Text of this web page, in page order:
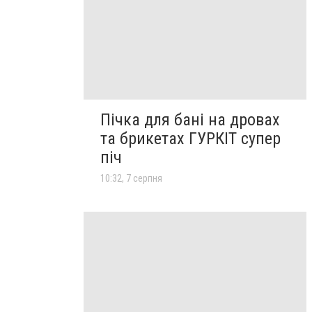
Пічка для бані на дровах
та брикетах ГУРКІТ супер
піч
10:32, 7 серпня